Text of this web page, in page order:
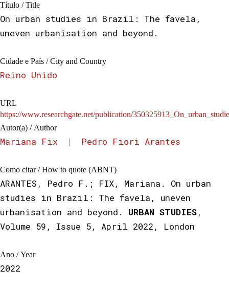
Título / Title
On urban studies in Brazil: The favela,
uneven urbanisation and beyond.
Cidade e País / City and Country
Reino Unido
URL
https://www.researchgate.net/publication/
Autor(a) / Author
Mariana Fix | Pedro Fiori Arantes
Como citar / How to quote (ABNT)
ARANTES, Pedro F.; FIX, Mariana. On urban
studies in Brazil: The favela, uneven
urbanisation and beyond. URBAN STUDIES,
Volume 59, Issue 5, April 2022, London
Ano / Year
2022